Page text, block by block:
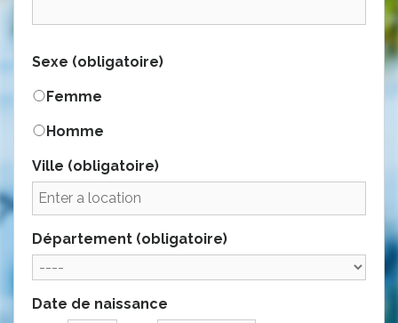
Sexe (obligatoire)
Femme
Homme
Ville (obligatoire)
Département (obligatoire)
Date de naissance